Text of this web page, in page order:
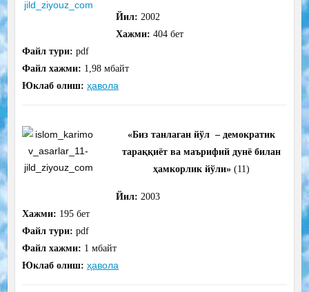
Йил: 2002
Хажми: 404бет
Файл тури: pdf
Файл хажми: 1,98 мбайт
Юклаб олиш: ҳавола
«Биз танлаган йўл – демократик
тараққиёт ва маърифий дунё билан
ҳамкорлик йўли» (11)
Йил: 2003
Хажми: 195бет
Файл тури: pdf
Файл хажми: 1 мбайт
Юклаб олиш: ҳавола